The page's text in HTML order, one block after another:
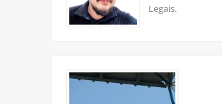
Legais.